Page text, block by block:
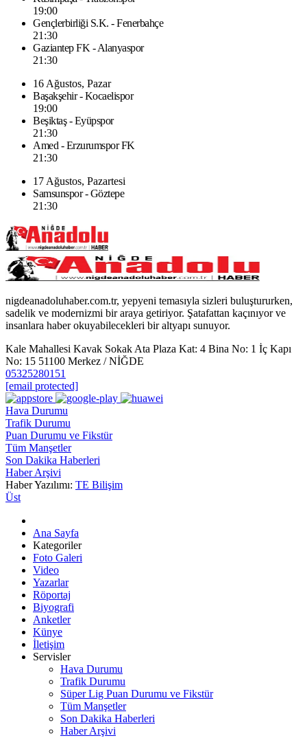
19:00
Gençlerbirliği S.K. - Fenerbahçe
21:30
Gaziantep FK - Alanyaspor
21:30
16 Ağustos, Pazar
Başakşehir - Kocaelispor
19:00
Beşiktaş - Eyüpspor
21:30
Amed - Erzurumspor FK
21:30
17 Ağustos, Pazartesi
Samsunspor - Göztepe
21:30
nigdeanadoluhaber.com.tr, yepyeni temasıyla sizleri buluştururken,
sadelik ve modernizmi bir araya getiriyor. Şatafattan kaçınıyor ve
insanlara haber okuyabilecekleri bir altyapı sunuyor.
Kale Mahallesi Kavak Sokak Ata Plaza Kat: 4 Bina No: 1 İç Kapı
No: 15 51100 Merkez / NİĞDE
05325280151
[email protected]
Hava Durumu
Trafik Durumu
Puan Durumu ve Fikstür
Tüm Manşetler
Son Dakika Haberleri
Haber Arşivi
Haber Yazılımı: TE Bilişim
Üst
Ana Sayfa
Kategoriler
Foto Galeri
Video
Yazarlar
Röportaj
Biyografi
Anketler
Künye
İletişim
Servisler
Hava Durumu
Trafik Durumu
Süper Lig Puan Durumu ve Fikstür
Tüm Manşetler
Son Dakika Haberleri
Haber Arşivi